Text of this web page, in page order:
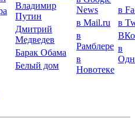
Владимир
Путин
Дмитрий
Медведев
Барак Обама
Белый дом
News
в Mail.ru
в
Рамблере
в
Новотеке
в
в
в